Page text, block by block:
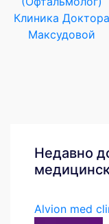
Клиника Доктора
Максудовой
Недавно
Alvion med